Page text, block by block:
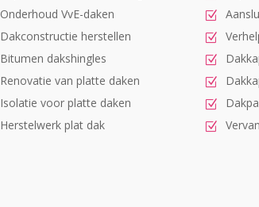
Onderhoud VvE-daken
Dakconstructie herstellen
Bitumen dakshingles
Renovatie van platte daken
Isolatie voor platte daken
Herstelwerk plat dak